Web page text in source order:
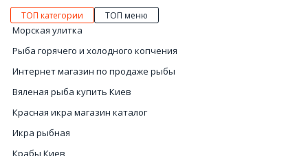
ТОП категории ТОП меню
Морская улитка
Рыба горячего и холодного копчения
Интернет магазин по продаже рыбы
Вяленая рыба купить Киев
Красная икра магазин каталог
Икра рыбная
Крабы Киев